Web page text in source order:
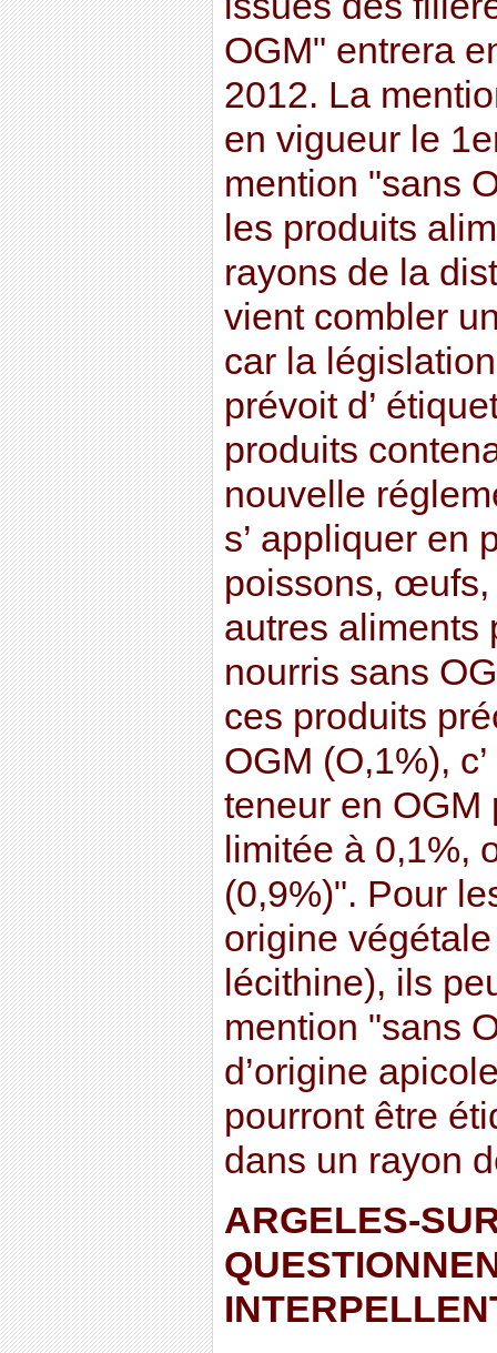
OGM" entrera
2012. La
en vigueur le
mention "sans
les produits
rayons de la
vient combler
car la
prévoit d’
produits
nouvelle
s’ appliquer en
poissons, œufs,
autres aliments
nourris sans
ces produits
OGM (O,1%),
teneur en OGM
limitée à 0,1%,
(0,9%)". Pour
origine
lécithine), ils
mention "sans
d’origine
pourront être
dans un rayon
ARGELES-